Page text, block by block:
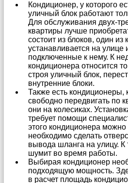
Кондиционер, у которого
уличный блок работают
Для обслуживания двух-
квартиры лучше
состоит из блоков, один из
устанавливается на улице
подключенные к нему. К
кондиционера относится
строя уличный блок,
внутренние блоки.
Также есть
свободно передвигать по
они на колесиках.
требует помощи
этого кондиционера можно
необходимо сделать
вывода шланга на улицу. К
шумит во время работы.
Выбирая кондиционер
подходящую мощность.
в расчет площадь